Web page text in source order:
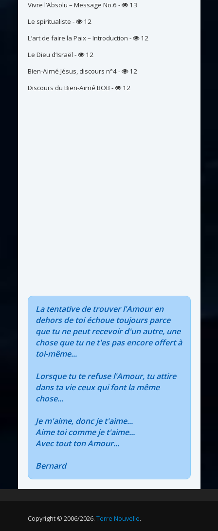
Vivre l’Absolu – Message No.6 -
13
Le spiritualiste -
12
L’art de faire la Paix – Introduction -
12
Le Dieu d’Israël -
12
Bien-Aimé Jésus, discours n°4-
12
Discours du Bien-Aimé BOB - 12
La tentative de trouver l'Amour en
dehors de toi échoue toujours parce
que tu ne peut recevoir d'un autre, une
chose que tu ne t'es pas encore offert à
toi-même...
Lorsque tu te refuse l'Amour, tu attire
dans ta vie ceux qui font la même
chose...
Je m'aime, donc je t'aime...
Aime toi comme je t'aime...
Avec tout ton Amour...
Bernard
Copyright © 2006/2026. Terre Nouvelle.